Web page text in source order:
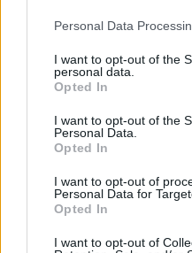
Personal Data
I want to opt-out of the
personal data.
Opted In
I want to opt-out of the
Personal Data.
Opted In
I want to opt-out of
Personal Data for
Opted In
I want to opt-out of
disprezzata,
anche la figlioletta
in cui Nedda aveva
per raggiungere
ovviamente, non
NEDDA
segna l’inizio del
dell’attività